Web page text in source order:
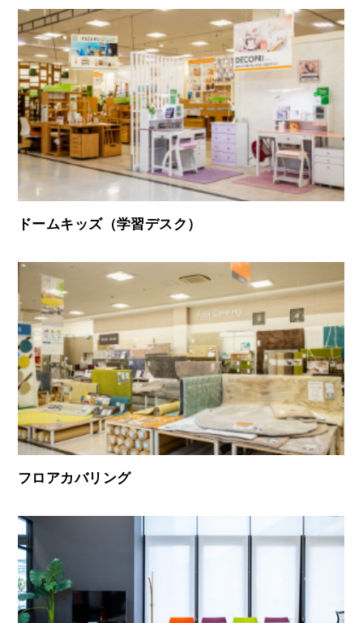
ドームキッズ（学習デスク）
フロアカバリング